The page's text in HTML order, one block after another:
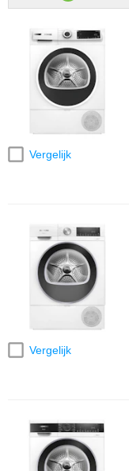
Vergelijk
Vergelijk